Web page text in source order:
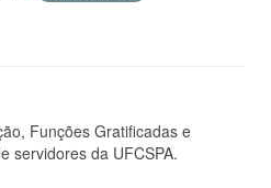
Funções Gratificadas e
servidores da UFCSPA.